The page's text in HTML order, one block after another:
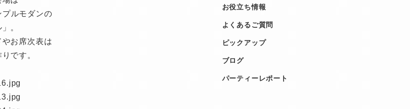
プルモダンの
。
お席次表は
です。
お役立ち情報
よくあるご質問
ピックアップ
ブログ
パーティーレポート